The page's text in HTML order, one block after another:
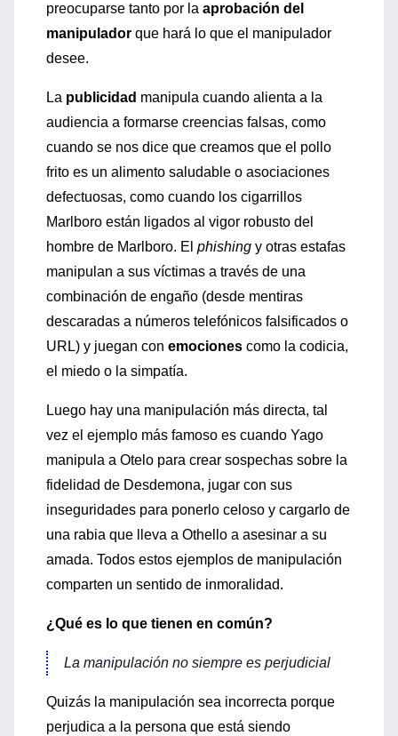
preocuparse tanto por la aprobación del
manipulador que hará lo que el manipulador
desee.
La publicidad manipula cuando alienta a la
audiencia a formarse creencias falsas, como
cuando se nos dice que creamos que el pollo
frito es un alimento saludable o asociaciones
defectuosas, como cuando los cigarrillos
Marlboro están ligados al vigor robusto del
hombre de Marlboro. El phishing y otras estafas
manipulan a sus víctimas a través de una
combinación de engaño (desde mentiras
descaradas a números telefónicos falsificados o
URL) y juegan con emociones como la codicia,
el miedo o la simpatía.
Luego hay una manipulación más directa, tal
vez el ejemplo más famoso es cuando Yago
manipula a Otelo para crear sospechas sobre la
fidelidad de Desdemona, jugar con sus
inseguridades para ponerlo celoso y cargarlo de
una rabia que lleva a Othello a asesinar a su
amada. Todos estos ejemplos de manipulación
comparten un sentido de inmoralidad.
¿Qué es lo que tienen en común?
La manipulación no siempre es perjudicial
Quizás la manipulación sea incorrecta porque
perjudica a la persona que está siendo